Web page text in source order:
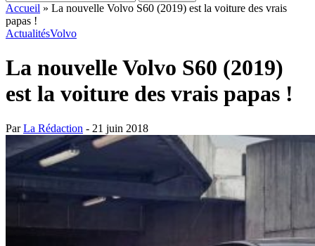
Accueil » La nouvelle Volvo S60 (2019) est la voiture des vrais
papas !
ActualitésVolvo
La nouvelle Volvo S60 (2019)
est la voiture des vrais papas !
ParLa Rédaction - 21 juin 2018